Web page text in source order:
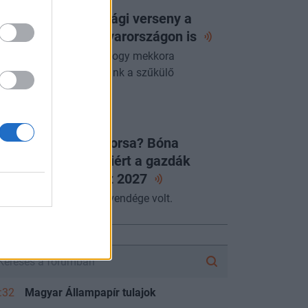
következő gazdasági verseny a
folyhat - Magyarországon is
fontosabb kérdés, hogy mekkora
értéket teremtünk a szűkülő
a JÉGER sorsa? Bóna
elárulta, miért a gazdák
és mit hoz 2027
miniszter az Alapvetés vendége volt.
Magyar Állampapír tulajok